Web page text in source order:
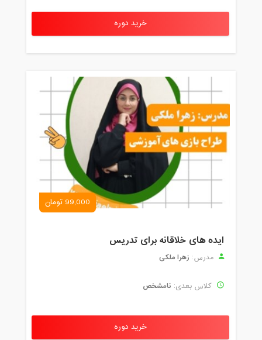
خرید دوره
99,000 تومان
ایده های خلاقانه برای تدریس
مدرس: زهرا ملکی
کلاس بعدی: نامشخص
خرید دوره